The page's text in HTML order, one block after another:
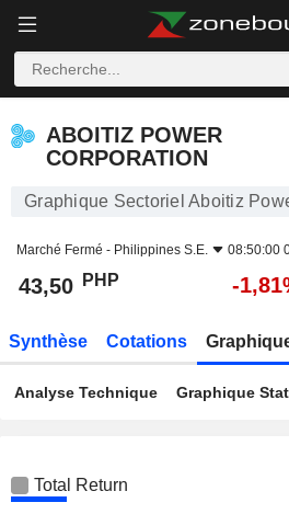
ABOITIZ POWER
CORPORATION
Graphique Sectoriel Aboitiz
Marché Fermé - Philippines S.E. 08:50:00
43,50 PHP -
Synthèse Cotations
Analyse Technique Graphique
Total Return